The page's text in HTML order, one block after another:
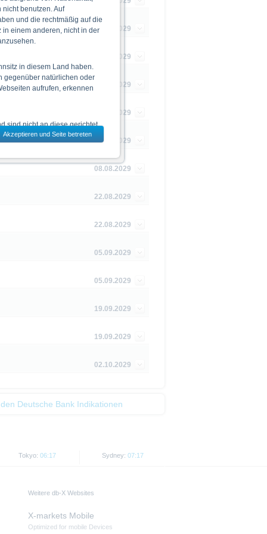
16.05.2029
04.06.2029
13.06.2029
25.07.2029
08.08.2029
08.08.2029
22.08.2029
22.08.2029
05.09.2029
05.09.2029
19.09.2029
19.09.2029
02.10.2029
Deutsche Bank Indikationen
Tokyo: 06:17 Sydney: 07:17
Weitere db-X Websites
X-markets Mobile
Optimized for mobile Devices
benutzen. Auf
und die rechtmäßig auf die
einem anderen, nicht in der
in diesem Land haben.
gegenüber natürlichen oder
aufrufen, erkennen
sind nicht an diese gerichtet.
jeweils ausgewählten Land
den Wertpapieren
Endgültigen
einer Anlageentscheidung
Die Billigung des
für Rechnung von US-
in denen dies nach
US-Personen oder in den
Akzeptieren und Seite betreten